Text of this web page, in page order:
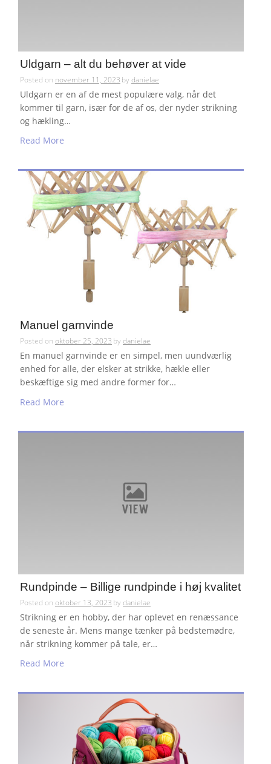
Uldgarn – alt du behøver at vide
Posted on november 11, 2023 bydanielae
Uldgarn er en af de mest populære valg, når det
kommer til garn, især for de af os, der nyder strikning
og hækling…
Read More
Manuel garnvinde
Posted on oktober 25, 2023 bydanielae
En manuel garnvinde er en simpel, men uundværlig
enhed for alle, der elsker at strikke, hækle eller
beskæftige sig med andre former for…
Read More
Rundpinde – Billige rundpinde i høj kvalitet
Posted on oktober 13, 2023 bydanielae
Strikning er en hobby, der har oplevet en renæssance
de seneste år. Mens mange tænker på bedstemødre,
når strikning kommer på tale, er…
Read More